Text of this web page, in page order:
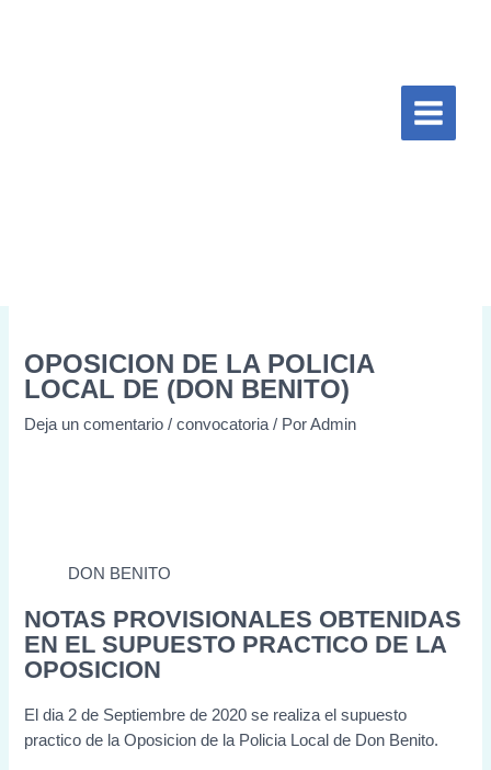
OPOSICION DE LA POLICIA
LOCAL DE (DON BENITO)
Deja un comentario /convocatoria / PorAdmin
DON BENITO
NOTAS PROVISIONALES OBTENIDAS
EN EL SUPUESTO PRACTICO DE LA
OPOSICION
El dia 2 de Septiembre de 2020 se realiza el supuesto
practico de la Oposicion de la Policia Local de Don Benito.